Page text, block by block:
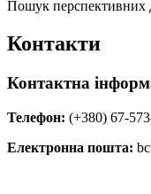
Пошук перспективних
Контакти
Контактна
Телефон: (+380) 67-
Електронна пошта: